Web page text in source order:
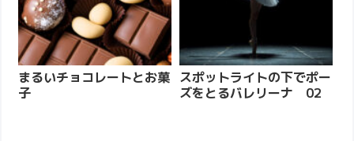
まるいチョコレートとお菓
子
スポットライトの下でポー
ズをとるバレリーナ 02